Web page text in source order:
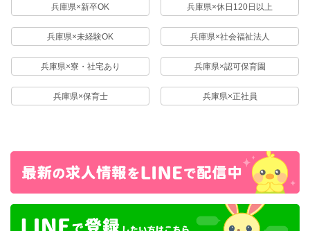
兵庫県×新卒OK 兵庫県×休日120日以上
兵庫県×未経験OK 兵庫県×社会福祉法人
兵庫県×寮・社宅あり 兵庫県×認可保育園
兵庫県×保育士 兵庫県×正社員